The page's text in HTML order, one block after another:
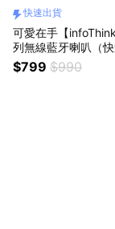
快速出貨
可愛在手【
列無線藍牙喇叭（快
$799 $990